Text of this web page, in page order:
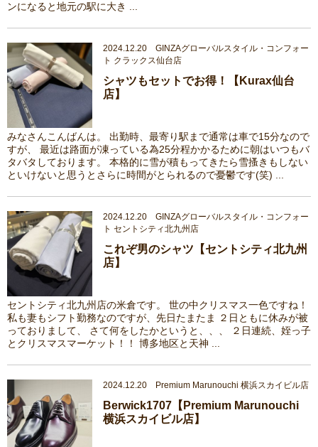
ンになると地元の駅に大き ...
2024.12.20 GINZAグローバルスタイル・コンフォー
ト クラックス仙台店
シャツもセットでお得！【Kurax仙台
店】
みなさんこんばんは。 出勤時、最寄り駅まで通常は車で15分なので
すが、 最近は路面が凍っている為25分程かかるために朝はいつもバ
タバタしております。 本格的に雪が積もってきたら雪搔きもしない
といけないと思うとさらに時間がとられるので憂鬱です(笑) ...
2024.12.20 GINZAグローバルスタイル・コンフォー
ト セントシティ北九州店
これぞ男のシャツ【セントシティ北九州
店】
セントシティ北九州店の米倉です。 世の中クリスマス一色ですね！
私も妻もシフト勤務なのですが、先日たまたま ２日ともに休みが被
っておりまして、 さて何をしたかというと、、、 ２日連続、姪っ子
とクリスマスマーケット！！ 博多地区と天神 ...
2024.12.20 Premium Marunouchi 横浜スカイビル店
Berwick1707【Premium Marunouchi
横浜スカイビル店】